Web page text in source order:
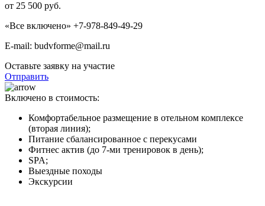
от 25 500 руб.
«Все включено» +7-978-849-49-29
E-mail: budvforme@mail.ru
Оставьте заявку на участие
Отправить
Включено в стоимость:
Комфортабельное размещение в отельном комплексе
(вторая линия);
Питание сбалансированное с перекусами
Фитнес актив (до 7-ми тренировок в день);
SPA;
Выездные походы
Экскурсии